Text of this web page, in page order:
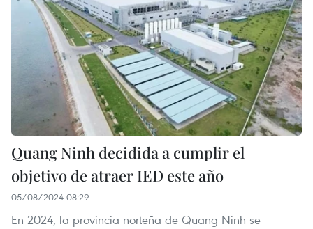
Quang Ninh decidida a cumplir el
objetivo de atraer IED este año
05/08/2024 08:29
En 2024, la provincia norteña de Quang Ninh se